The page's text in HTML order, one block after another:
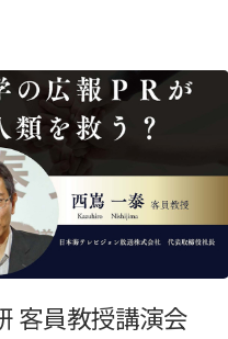
客員教授講演会